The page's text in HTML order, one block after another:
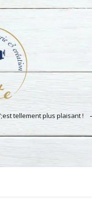
tellement plus plaisant !